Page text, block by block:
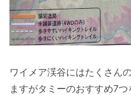
ワイメア渓谷にはたくさん
ますがタミーのおすすめ7つ